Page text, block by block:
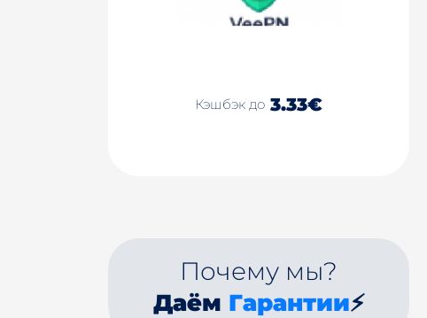
Кэшбэк до 3.33€
Почему мы?
Даём Гарантии⚡